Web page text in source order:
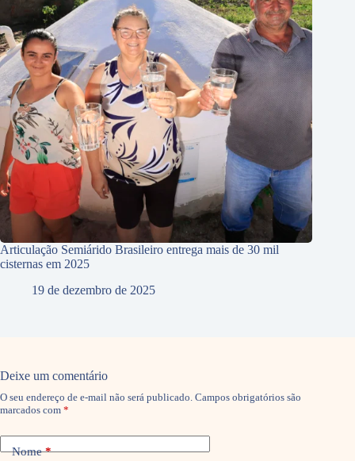
Articulação Semiárido Brasileiro entrega mais de 30 mil
cisternas em 2025
19 de dezembro de 2025
Deixe um comentário
O seu endereço de e-mail não será publicado. Campos obrigatórios são
marcados com *
Nome*